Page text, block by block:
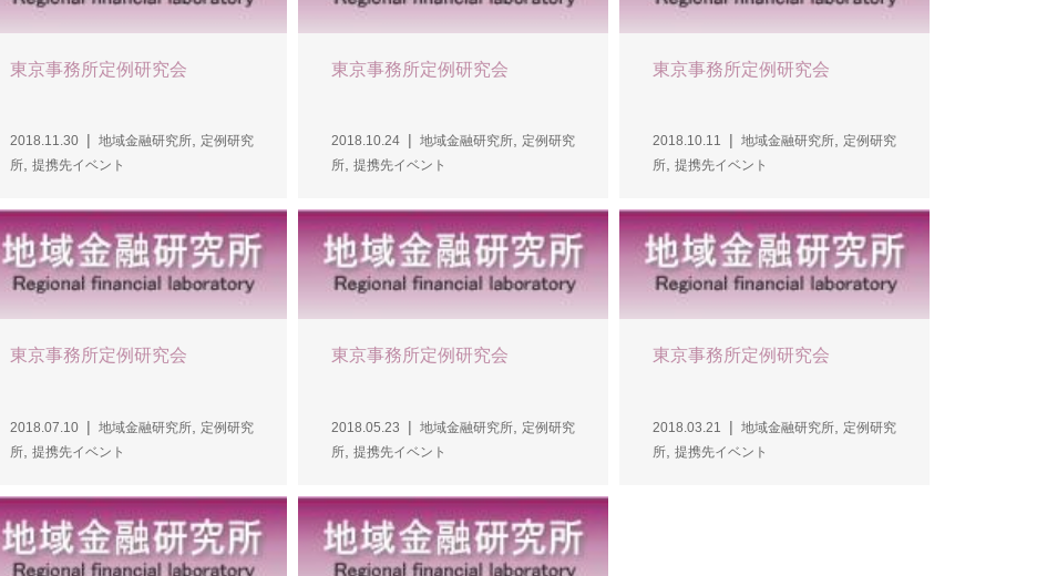
東京事務所定例研究会
2018.11.30 地域金融研究所
定例研究
所 提携先イベント
東京事務所定例研究会
2018.10.24 地域金融研究所
定例研究
所 提携先イベント
東京事務所定例研究会
2018.10.11 地域金融研究所
定例研究
所 提携先イベント
東京事務所定例研究会
2018.07.10 地域金融研究所
定例研究
所 提携先イベント
東京事務所定例研究会
2018.05.23 地域金融研究所
定例研究
所 提携先イベント
東京事務所定例研究会
2018.03.21 地域金融研究所
定例研究
所 提携先イベント